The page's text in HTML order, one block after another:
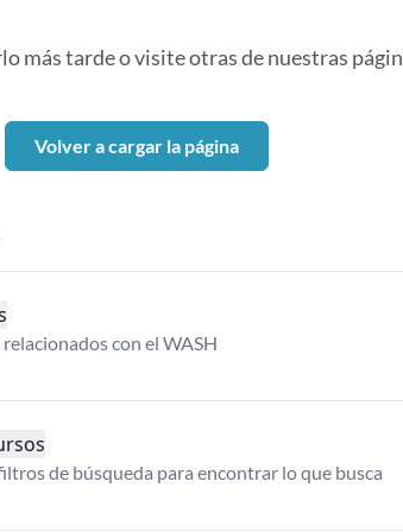
más tarde o visite otras de nuestras
Volver a cargar la página
con el WASH
de búsqueda para encontrar lo que busca